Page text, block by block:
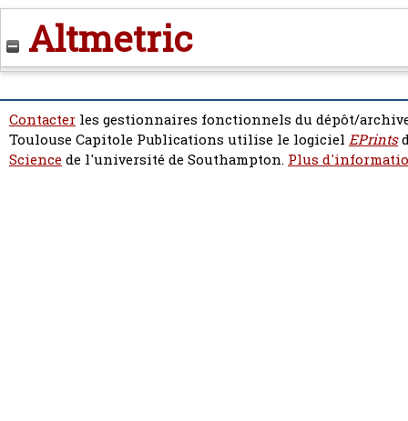
Altmetric
Contacter les gestionnaires fonctionnels du dépôt/
Toulouse Capitole Publications utilise le logiciel EPrints
Sciencede l'université de Southampton. Plus